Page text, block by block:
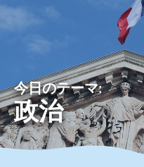
今日のテーマ:
政治